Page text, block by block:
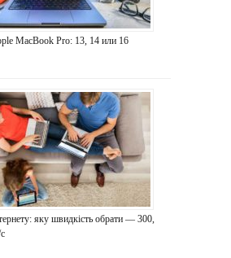
MacBook Pro: 13, 14 или 16
яку швидкість обрати — 300,